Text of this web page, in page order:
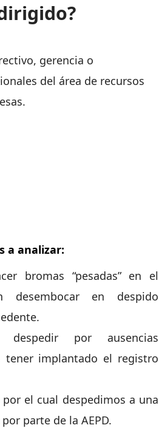
gerencia o
del área de recursos
a analizar:
bromas “pesadas” en el
desembocar en despido
por ausencias
tener implantado el registro
el cual despedimos a una
parte de la AEPD.